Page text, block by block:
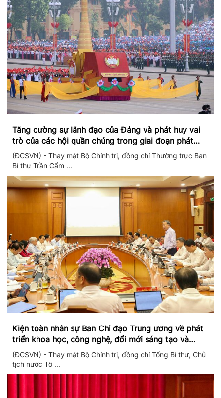
Tăng cường sự lãnh đạo của Đảng và phát huy vai
trò của các hội quần chúng trong giai đoạn phát
triển mới
(ĐCSVN) - Thay mặt Bộ Chính trị, đồng chí Thường trực Ban
Bí thư Trần Cẩm ...
Kiện toàn nhân sự Ban Chỉ đạo Trung ương về phát
triển khoa học, công nghệ, đổi mới sáng tạo và
chuyển đổi số
(ĐCSVN) - Thay mặt Bộ Chính trị, đồng chí Tổng Bí thư, Chủ
tịch nước Tô ...